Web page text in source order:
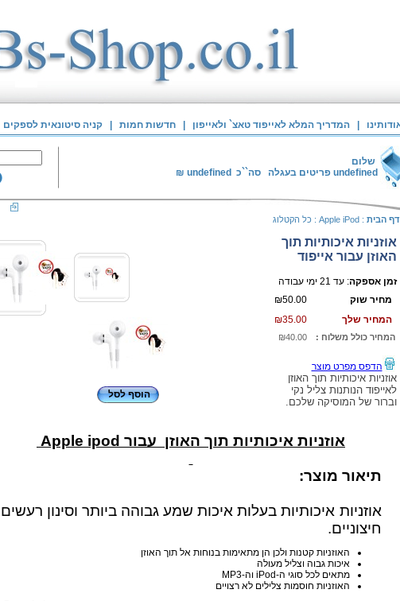
המדריך המלא לאייפוד טאצ` ולאייפון חדשות חמות קניה סיטונאית לספקים
שלום
undefined פריטים בעגלה סה``כ undefined
₪
דף הבית :
Apple iPod
:כל הקטלוג
הוסף לסל
אוזניות איכותיות תוך
האוזן עבור אייפוד
זמן אספקה: עד 21 ימי עבודה
₪50.00
מחיר שוק
₪35.00
המחיר שלך
₪40.00 המחיר כולל משלוח :
הדפס מפרט מוצר
אוזניות איכותיות תוך האוזן
לאייפוד הנותנות צליל נקי
וברור של המוסיקה שלכם.
אוזניות איכותיות תוך האוזן עבור Apple ipod
תיאור מוצר:
אוזניות איכותיות בעלות איכות שמע גבוהה ביותר וסינון רעשים
חיצוניים.
האוזניות קטנות ולכן הן מתאימות בנוחות אל תוך האוזן
איכות גבוה וצליל מעולה
מתאים לכל סוגי ה-iPod וה-MP3
האוזניות חוסמות צלילים לא רצויים